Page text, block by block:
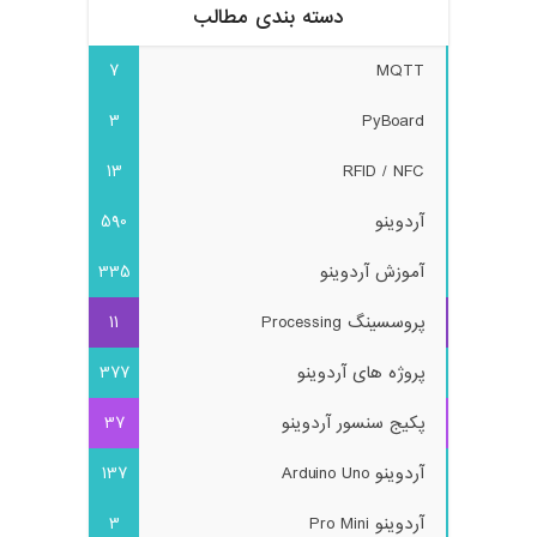
دسته بندی مطالب
MQTT
7
PyBoard
3
RFID / NFC
13
آردوینو
590
آموزش آردوینو
335
پروسسینگ Processing
11
پروژه های آردوینو
377
پکیج سنسور آردوینو
37
آردوینو Arduino Uno
137
آردوینو Pro Mini
3